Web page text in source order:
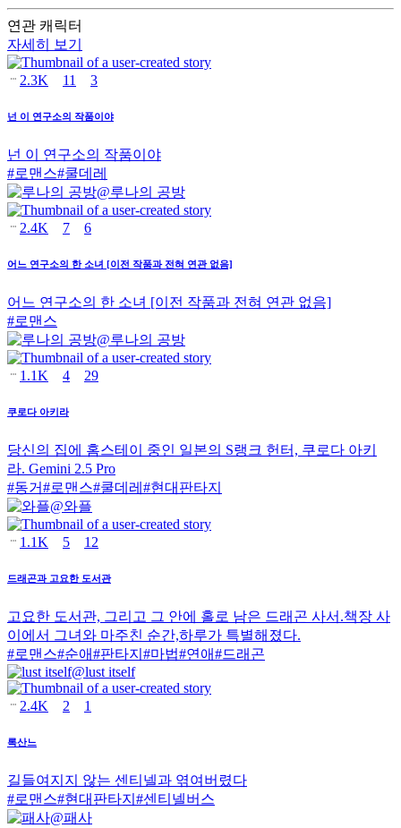
연관 캐릭터
자세히 보기
2.3K 11 3
넌 이 연구소의 작품이야
넌 이 연구소의 작품이야
#로맨스#쿨데레
@루나의 공방
2.4K 7 6
어느 연구소의 한 소녀 [이전 작품과 전혀 연관 없음]
어느 연구소의 한 소녀 [이전 작품과 전혀 연관 없음]
#로맨스
@루나의 공방
1.1K 4 29
쿠로다 아키라
당신의 집에 홈스테이 중인 일본의 S랭크 헌터, 쿠로다 아키
라. Gemini 2.5 Pro
#동거#로맨스#쿨데레 #현대판타지
@와플
1.1K 5 12
드래곤과 고요한 도서관
고요한 도서관, 그리고 그 안에 홀로 남은 드래곤 사서.책장 사
이에서 그녀와 마주친 순간,하루가 특별해졌다.
#로맨스#순애#판타지 #마법#연애#드래곤
@lust itself
2.4K 2 1
록산느
길들여지지 않는 센티넬과 엮여버렸다
#로맨스#현대판타지 #센티넬버스
@패사